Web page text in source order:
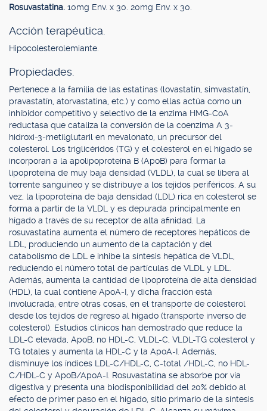
Rosuvastatina. 10mg Env. x 30. 20mg Env. x 30.
Acción terapéutica.
Hipocolesterolemiante.
Propiedades.
Pertenece a la familia de las estatinas (lovastatín, simvastatín,
pravastatín, atorvastatina, etc.) y como ellas actúa como un
inhibidor competitivo y selectivo de la enzima HMG-CoA
reductasa que cataliza la conversión de la coenzima A 3-
hidroxi-3-metilglutaril en mevalonato, un precursor del
colesterol. Los triglicéridos (TG) y el colesterol en el hígado se
incorporan a la apolipoproteína B (ApoB) para formar la
lipoproteína de muy baja densidad (VLDL), la cual se libera al
torrente sanguíneo y se distribuye a los tejidos periféricos. A su
vez, la lipoproteína de baja densidad (LDL) rica en colesterol se
forma a partir de la VLDL y es depurada principalmente en
hígado a través de su receptor de alta afinidad. La
rosuvastatina aumenta el número de receptores hepáticos de
LDL, produciendo un aumento de la captación y del
catabolismo de LDL e inhibe la síntesis hepática de VLDL,
reduciendo el número total de partículas de VLDL y LDL.
Además, aumenta la cantidad de lipoproteína de alta densidad
(HDL), la cual contiene ApoA-I, y dicha fracción está
involucrada, entre otras cosas, en el transporte de colesterol
desde los tejidos de regreso al hígado (transporte inverso de
colesterol). Estudios clínicos han demostrado que reduce la
LDL-C elevada, ApoB, no HDL-C, VLDL-C, VLDL-TG colesterol y
TG totales y aumenta la HDL-C y la ApoA-I. Además,
disminuye los índices LDL-C/HDL-C, C-total /HDL-C, no HDL-
C/HDL-C y ApoB/ApoA-I. Rosuvastatina se absorbe por vía
digestiva y presenta una biodisponibilidad del 20% debido al
efecto de primer paso en el hígado, sitio primario de la síntesis